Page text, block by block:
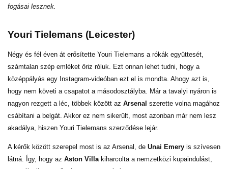
fogásai lesznek.
Youri Tielemans (Leicester)
Négy és fél éven át erősítette Youri Tielemans a rókák együttesét,
számtalan szép emléket őriz róluk. Ezt onnan lehet tudni, hogy a
középpályás egy Instagram-videóban ezt el is mondta. Ahogy azt is,
hogy nem követi a csapatot a másodosztályba. Már a tavalyi nyáron is
nagyon rezgett a léc, többek között az Arsenal szerette volna magához
csábítani a belgát. Akkor ez nem sikerült, most azonban már nem lesz
akadálya, hiszen Youri Tielemans szerződése lejár.
A kérők között szerepel most is az Arsenal, de Unai Emery is szívesen
látná. Így, hogy az Aston Villakiharcolta a nemzetközi kupaindulást,